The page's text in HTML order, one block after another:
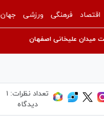
اقتصاد فرهنگی ورزشی جهان
میدان علیخانی اصفهان
تعداد نظرات: ۱
دیدگاه